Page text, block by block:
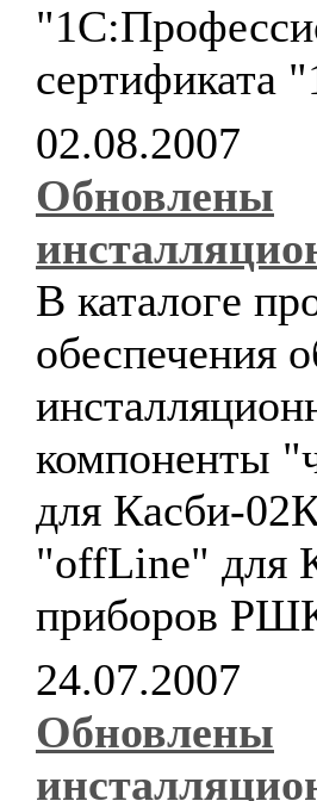
сертификата
02.08.2007
Обновлены
В каталоге
обеспечения
компоненты
для Касби-
"offLine"
приборов
24.07.2007
Обновлены